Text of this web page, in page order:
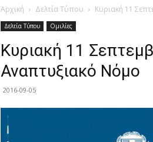
Αρχική Δελτία Τύπου Κυριακή 11
Δελτία Τύπου Ομιλίες
Κυριακή 11
Αναπτυξιακό Νόμο
2016-09-05